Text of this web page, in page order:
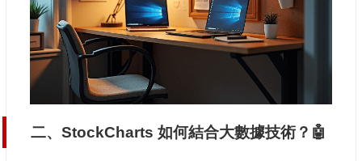
二、StockCharts 如何結合大數據技術？🤖